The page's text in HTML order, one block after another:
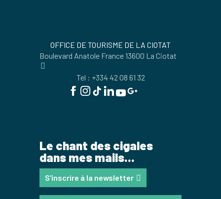
OFFICE DE TOURISME DE LA CIOTAT
Boulevard Anatole France 13600 La Ciotat
Tel : +334 42 08 61 32
Le chant des cigales
dans mes mails...
S'inscrire à la newsletter